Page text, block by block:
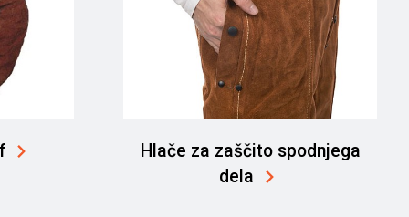
Hlače za zaščito spodnjega
dela